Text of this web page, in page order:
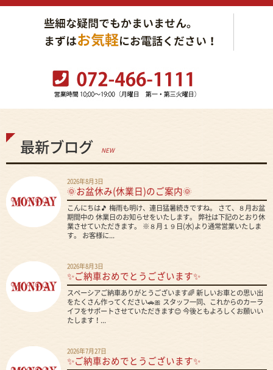
最新ブログ NEW
2026年8月3日
🌞お盆休み(休業日)のご案内🌞
こんにちは🎵 梅雨も明け、連日猛暑続きですね。 さて、８月お盆
期間中の 休業日のお知らせをいたします。 弊社は下記のとおり休
業させていただきます。 ※８月１９日(水)より通常営業いたしま
す。 お客様に...
2026年8月3日
✨ご納車おめでとうございます✨
スペーシアご納車ありがとうございます🌈 新しいお車との思い出
をたくさん作ってください🚗🎀 スタッフ一同、これからのカーラ
イフをサポートさせていただきます😊 今後ともよろしくお願いい
たします！...
2026年7月27日
✨ご納車おめでとうございます✨